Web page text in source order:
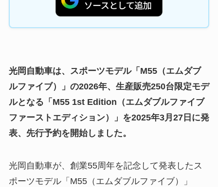
光岡自動車は、スポーツモデル「M55（エムダブ
ルファイブ）」の2026年、生産販売250台限定モデ
ルとなる「M55 1st Edition（エムダブルファイブ
ファーストエディション）」を2025年3月27日に発
表、先行予約を開始しました。
光岡自動車が、創業55周年を記念して発表したス
ポーツモデル「M55（エムダブルファイブ）」